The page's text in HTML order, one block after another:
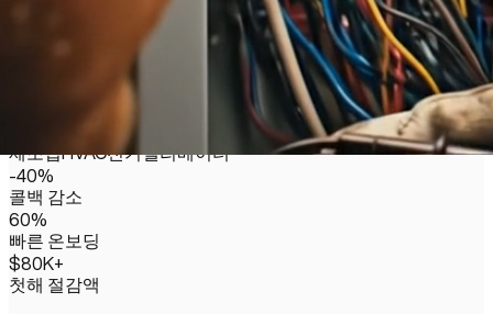
기술자 시점 라이브
제조업HVAC전기엘리베이터
-40%
콜백 감소
60%
빠른 온보딩
$80K+
첫해 절감액